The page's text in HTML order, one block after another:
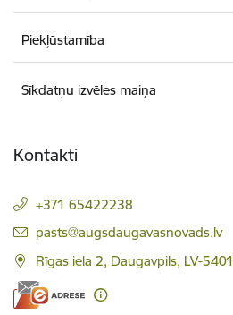
Piekļūstamība
Sīkdatņu izvēles maiņa
Kontakti
+371 65422238
E-pasts:
pasts@augsdaugavasnovads.lv
Rīgas iela 2, Daugavpils, LV-5401